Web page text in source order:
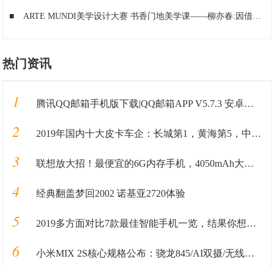
■ ARTE MUNDI美学设计大赛 书香门地美学课——柳亦春:因借体宜
热门资讯
1 腾讯QQ邮箱手机版下载|QQ邮箱APP V5.7.3 安卓最新版 下载_当下软件园
2 2019年国内十大皮卡车企：长城第1，黄海第5，中兴第8，大乘第10
3 联想放大招！最便宜的6G内存手机，4050mAh大电池售价1098!
4 经典翻盖梦回2002 诺基亚2720体验
5 2019多方面对比7款最佳智能手机一览，结果你想象不到
6 小米MIX 2S核心规格公布：骁龙845/AI双摄/无线快充